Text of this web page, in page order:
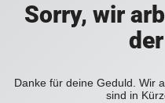
Sorry, wir
Danke für deine Geduld. Wir
sind in